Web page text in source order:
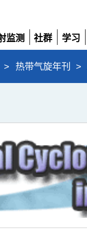
监测
社群
展
开
学习
展
开
> 热带气旋年刊 >